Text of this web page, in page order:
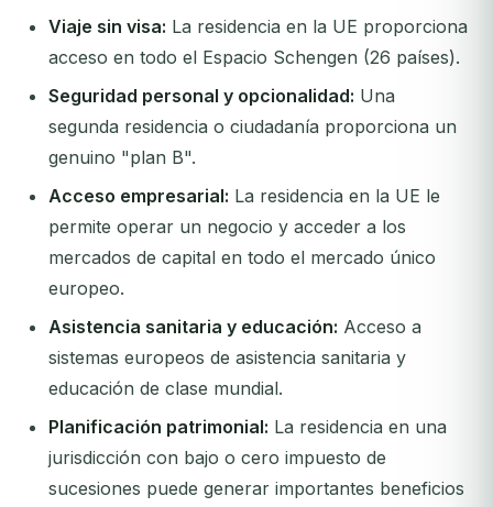
Viaje sin visa: La residencia en la UE proporciona
acceso en todo el Espacio Schengen (26 países).
Seguridad personal y opcionalidad: Una
segunda residencia o ciudadanía proporciona un
genuino "plan B".
Acceso empresarial: La residencia en la UE le
permite operar un negocio y acceder a los
mercados de capital en todo el mercado único
europeo.
Asistencia sanitaria y educación: Acceso a
sistemas europeos de asistencia sanitaria y
educación de clase mundial.
Planificación patrimonial: La residencia en una
jurisdicción con bajo o cero impuesto de
sucesiones puede generar importantes beneficios